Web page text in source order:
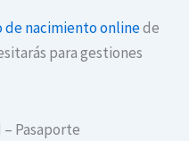
nacimiento onlinede
para gestiones
Pasaporte